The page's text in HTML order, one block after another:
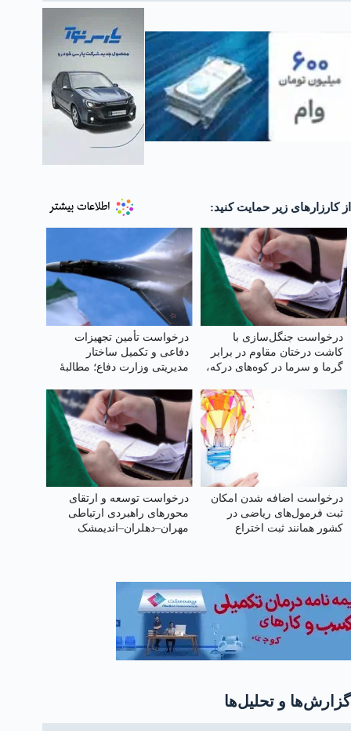
از کارزارهای زیر حمایت کنید:
درخواست جنگل‌سازی با
کاشت درختان مقاوم در برابر
گرما و سرما در کوه‌های درکه،
درخواست تأمین تجهیزات
دفاعی و تکمیل ساختار
مدیریتی وزارت دفاع؛ مطالبهٔ
درخواست اضافه شدن امکان
ثبت فرمول‌های ریاضی در
کشور همانند ثبت اختراع
درخواست توسعه و ارتقای
محورهای راهبردی ارتباطی
مهران–دهلران–اندیمشک
گزارش‌ها و تحلیل‌ها